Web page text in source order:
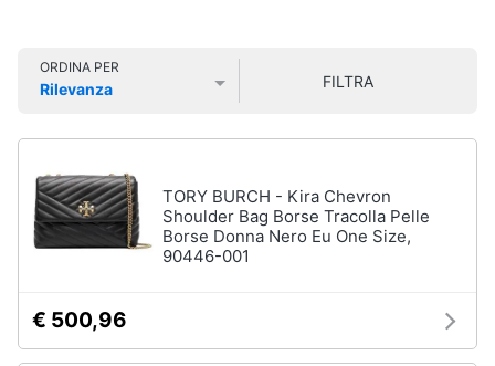
Cinema
home
Videogiochi
uomo
Cravatta
Piumino
uomo
Vedi
ORDINA PER
Rilevanza
FILTRA
TORY BURCH - Kira Chevron
Shoulder Bag Borse Tracolla Pelle
Borse Donna Nero Eu One Size,
90446-001
€ 500,96